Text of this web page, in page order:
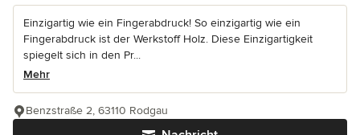
Einzigartig wie ein Fingerabdruck! So einzigartig wie ein
Fingerabdruck ist der Werkstoff Holz. Diese Einzigartigkeit
spiegelt sich in den Pr...
Mehr
Benzstraße 2, 63110 Rodgau